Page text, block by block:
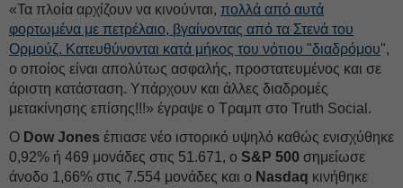
«Τα πλοία αρχίζουν να κινούνται, πολλά από αυτά
φορτωμένα με πετρέλαιο, βγαίνοντας από τα Στενά του
Ορμούζ. Κατευθύνονται κατά μήκος του νότιου "διαδρόμου",
ο οποίος είναι απολύτως ασφαλής, προστατευμένος και σε
άριστη κατάσταση. Υπάρχουν και άλλες διαδρομές
μετακίνησης επίσης!!!» έγραψε ο Τραμπ στο Truth Social.
Ο Dow Jones έπιασε νέο ιστορικό υψηλό καθώς ενισχύθηκε
0,92% ή 469 μονάδες στις 51.671, ο S&P 500 σημείωσε
άνοδο 1,66% στις 7.554 μονάδες και o Nasdaq κινήθηκε